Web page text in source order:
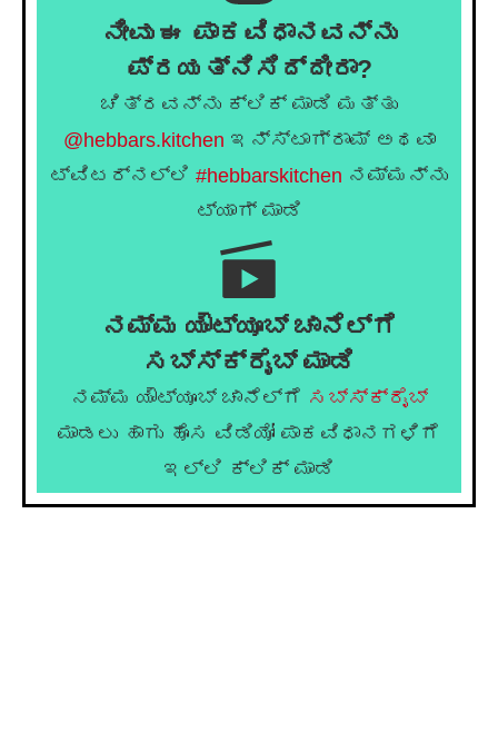
ನೀವು ಈ ಪಾಕವಿಧಾನವನ್ನು
ಪ್ರಯತ್ನಿಸಿದ್ದೀರಾ?
ಚಿತ್ರವನ್ನು ಕ್ಲಿಕ್ ಮಾಡಿ ಮತ್ತು
@hebbars.kitchen ಇನ್ಸ್ಟಾಗ್ರಾಮ್ ಅಥವಾ
ಟ್ವಿಟರ್‌ನಲ್ಲಿ #hebbarskitchen ನಮ್ಮನ್ನು
ಟ್ಯಾಗ್ ಮಾಡಿ
ನಮ್ಮ ಯೌಟ್ಯೂಬ್ ಚಾನೆಲ್ಗೆ
ಸಬ್ಸ್ಕ್ರೈಬ್ ಮಾಡಿ
ನಮ್ಮ ಯೌಟ್ಯೂಬ್ ಚಾನೆಲ್ಗೆ ಸಬ್ಸ್ಕ್ರೈಬ್
ಮಾಡಲು ಹಾಗು ಹೊಸ ವಿಡಿಯೋ ಪಾಕವಿಧಾನಗಳಿಗೆ
ಇಲ್ಲಿ ಕ್ಲಿಕ್ ಮಾಡಿ